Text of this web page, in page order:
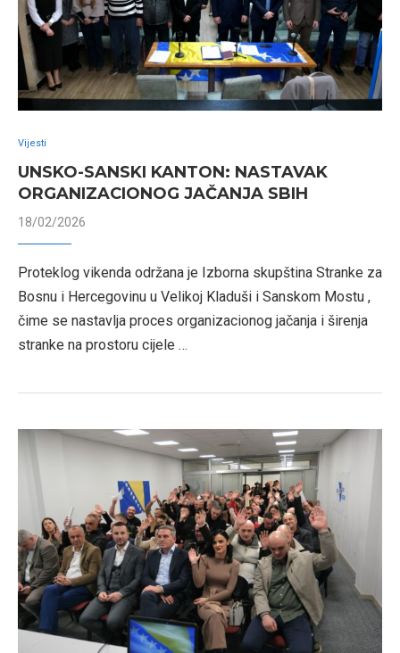
Vijesti
UNSKO-SANSKI KANTON: NASTAVAK
ORGANIZACIONOG JAČANJA SBIH
18/02/2026
Proteklog vikenda održana je Izborna skupština Stranke za
Bosnu i Hercegovinu u Velikoj Kladuši i Sanskom Mostu ,
čime se nastavlja proces organizacionog jačanja i širenja
stranke na prostoru cijele …